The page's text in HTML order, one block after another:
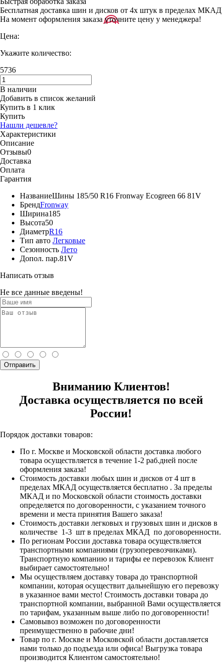
Бесплатная доставка шин и дисков от 4х штук в пределах МКАД
На момент оформления заказа уточните цену у менеджера!
Цена:
Укажите количество:
5736
В наличии
Добавить в список желаний
Купить в 1 клик
Купить
Нашли дешевле?
Характеристики
Описание
Отзывы0
Доставка
Оплата
Гарантия
НазваниеШины 185/50 R16 Fronway Ecogreen 66 81V
БрендFronway
Ширина185
Высота50
ДиаметрR16
Тип авто Легковые
Сезонность Лето
Допол. пар.81V
Написать отзыв
Не все данные введены!
Отправить
Вниманию Клиентов!
Доставка осуществляется по всей
России!
Порядок доставки товаров:
По г. Москве и Московской области доставка любого
товара осуществляется в течение 1-2 раб.дней после
оформления заказа!
Стоимость доставки любых шин и дисков от 4 шт в
пределах МКАД осуществляется бесплатно . За пределы
МКАД и по Московской области стоимость доставки
определяется по договоренности, с указанием точного
времени и места принятия Вашего заказа!
Стоимость доставки легковых и грузовых шин и дисков в
количестве 1-3 шт в пределах МКАД по договоренности.
По регионам России доставка товара осуществляется
транспортными компаниями (грузоперевозчиками).
Транспортную компанию и тарифы ее перевозок Клиент
выбирает самостоятельно!
Мы осуществляем доставку товара до транспортной
компании, которая осуществит дальнейшую его перевозку
в указанное вами место! Стоимость доставки товара до
транспортной компании, выбранной Вами осуществляется
по тарифам, указанным выше либо по договоренности!
Самовывоз возможен по договоренности
преимущественно в рабочие дни!
Товар по г. Москве и Московской области доставляется
нами только до подъезда или офиса! Выгрузка товара
производится Клиентом самостоятельно!